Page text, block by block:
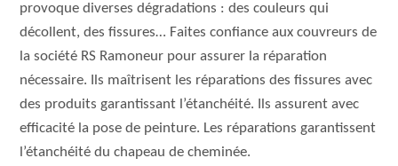
provoque diverses dégradations : des couleurs qui
décollent, des fissures… Faites confiance aux couvreurs de
la société RS Ramoneur pour assurer la réparation
nécessaire. Ils maîtrisent les réparations des fissures avec
des produits garantissant l’étanchéité. Ils assurent avec
efficacité la pose de peinture. Les réparations garantissent
l’étanchéité du chapeau de cheminée.